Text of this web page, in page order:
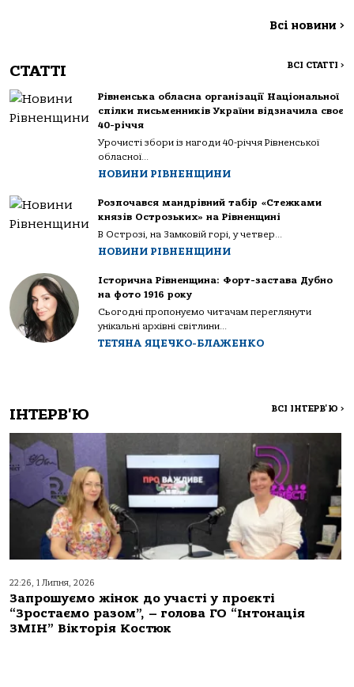
Всі новини >
СТАТТІ ВСІ СТАТТІ >
Рівненська обласна організації Національної
спілки письменників України відзначила своє
40-річчя
Урочисті збори із нагоди 40-річчя Рівненської
обласної...
НОВИНИ РІВНЕНЩИНИ
Розпочався мандрівний табір «Стежками
князів Острозьких» на Рівненщині
В Острозі, на Замковій горі, у четвер...
НОВИНИ РІВНЕНЩИНИ
Історична Рівненщина: Форт-застава Дубно
на фото 1916 року
Сьогодні пропонуємо читачам переглянути
унікальні архівні світлини...
ТЕТЯНА ЯЦЕЧКО-БЛАЖЕНКО
ІНТЕРВ'Ю ВСІ ІНТЕРВ'Ю >
22:26, 1 Липня, 2026
Запрошуємо жінок до участі у проєкті
“Зростаємо разом”, – голова ГО “Інтонація
ЗМІН” Вікторія Костюк